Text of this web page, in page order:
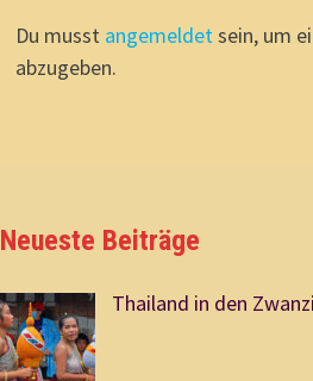
Du musst angemeldetsein, um
abzugeben.
Neueste Beiträge
Thailand in den